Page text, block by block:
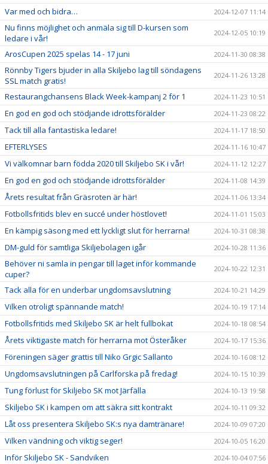
Var med och bidra…
2024-12-07 11:14
Nu finns möjlighet och anmäla sig till D-kursen som
ledare i vår!
2024-12-05 10:19
ArosCupen 2025 spelas 14 - 17 juni 2024-11-30 08:38
Rönnby Tigers bjuder in alla Skiljebo lag till söndagens
SSL match gratis!
2024-11-26 13:28
Restaurangchansens Black Week-kampanj 2 för 1 2024-11-23 10:51
En god en god och stödjande idrottsförälder 2024-11-23 08:22
Tack till alla fantastiska ledare! 2024-11-17 18:50
EFTERLYSES 2024-11-16 10:47
Vi välkomnar barn födda 2020 till Skiljebo SK i vår! 2024-11-12 12:27
En god en god och stödjande idrottsförälder 2024-11-08 14:39
Årets resultat från Gräsroten är här! 2024-11-06 13:34
Fotbollsfritids blev en succé under höstlovet! 2024-11-01 15:03
En kämpig säsong med ett lyckligt slut för herrarna! 2024-10-31 08:38
DM-guld för samtliga Skiljebolagen igår 2024-10-28 11:36
Behöver ni samla in pengar till laget inför kommande
cuper?
2024-10-22 12:31
Tack alla för en underbar ungdomsavslutning 2024-10-21 14:29
Vilken otroligt spännande match! 2024-10-19 17:14
Fotbollsfritids med Skiljebo SK är helt fullbokat 2024-10-18 08:54
Årets viktigaste match för herrarna mot Österåker 2024-10-17 15:36
Föreningen säger grattis till Niko Grgic Sallanto 2024-10-16 08:12
Ungdomsavslutningen på Carlforska på fredag! 2024-10-15 10:39
Tung förlust för Skiljebo SK mot Järfälla 2024-10-13 19:58
Skiljebo SK i kampen om att säkra sitt kontrakt 2024-10-11 09:32
Låt oss presentera Skiljebo SK:s nya damtränare! 2024-10-09 07:20
Vilken vändning och viktig seger! 2024-10-05 16:20
Inför Skiljebo SK - Sandviken 2024-10-04 07:56